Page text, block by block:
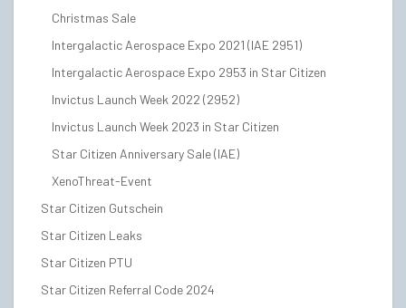
Christmas Sale
Intergalactic Aerospace Expo 2021 (IAE 2951)
Intergalactic Aerospace Expo 2953 in Star Citizen
Invictus Launch Week 2022 (2952)
Invictus Launch Week 2023 in Star Citizen
Star Citizen Anniversary Sale (IAE)
XenoThreat-Event
Star Citizen Gutschein
Star Citizen Leaks
Star Citizen PTU
Star Citizen Referral Code 2024